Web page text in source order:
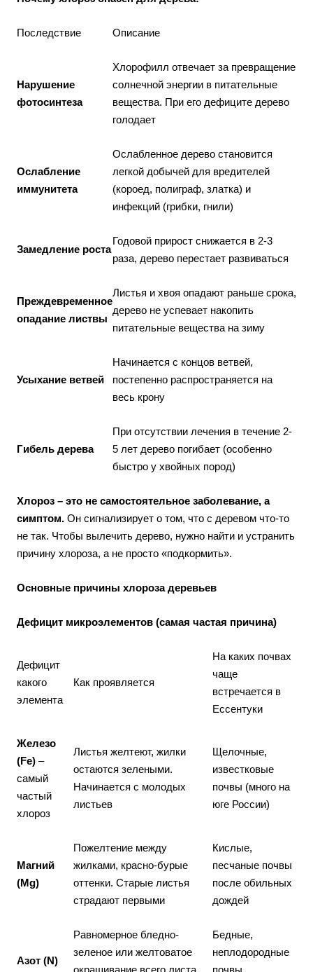
Последствие Описание
Нарушение
фотосинтеза
Хлорофилл отвечает за превращение
солнечной энергии в питательные
вещества. При его дефиците дерево
голодает
Ослабление
иммунитета
Ослабленное дерево становится
легкой добычей для вредителей
(короед, полиграф, златка) и
инфекций (грибки, гнили)
Замедление роста
Годовой прирост снижается в 2-3
раза, дерево перестает развиваться
Преждевременное
опадание листвы
Листья и хвоя опадают раньше срока,
дерево не успевает накопить
питательные вещества на зиму
Усыхание ветвей
Начинается с концов ветвей,
постепенно распространяется на
весь крону
Гибель дерева
При отсутствии лечения в течение 2-
5 лет дерево погибает (особенно
быстро у хвойных пород)
Хлороз – это не самостоятельное заболевание, а
симптом. Он сигнализирует о том, что с деревом что-то
не так. Чтобы вылечить дерево, нужно найти и устранить
причину хлороза, а не просто «подкормить».
Основные причины хлороза деревьев
Дефицит микроэлементов (самая частая причина)
Дефицит
какого
элемента
Как проявляется
На каких почвах
чаще
встречается в
Ессентуки
Железо
(Fe) –
самый
частый
хлороз
Листья желтеют, жилки
остаются зелеными.
Начинается с молодых
листьев
Щелочные,
известковые
почвы (много на
юге России)
Магний
(Mg)
Пожелтение между
жилками, красно-бурые
оттенки. Старые листья
страдают первыми
Кислые,
песчаные почвы
после обильных
дождей
Азот (N)
Равномерное бледно-
зеленое или желтоватое
окрашивание всего листа.
Бедные,
неплодородные
почвы,